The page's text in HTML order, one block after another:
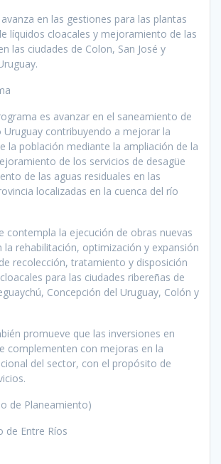
en las gestiones para las plantas
líquidos cloacales y mejoramiento de las
las ciudades de Colon, San José y
es avanzar en el saneamiento de
Uruguay contribuyendo a mejorar la
la población mediante la ampliación de la
de los servicios de desagüe
de las aguas residuales en las
localizadas en la cuenca del río
contempla la ejecución de obras nuevas
la rehabilitación, optimización y expansión
recolección, tratamiento y disposición
para las ciudades ribereñas de
Concepción del Uruguay, Colón y
promueve que las inversiones en
complementen con mejoras en la
del sector, con el propósito de
de Planeamiento)
de Entre Ríos